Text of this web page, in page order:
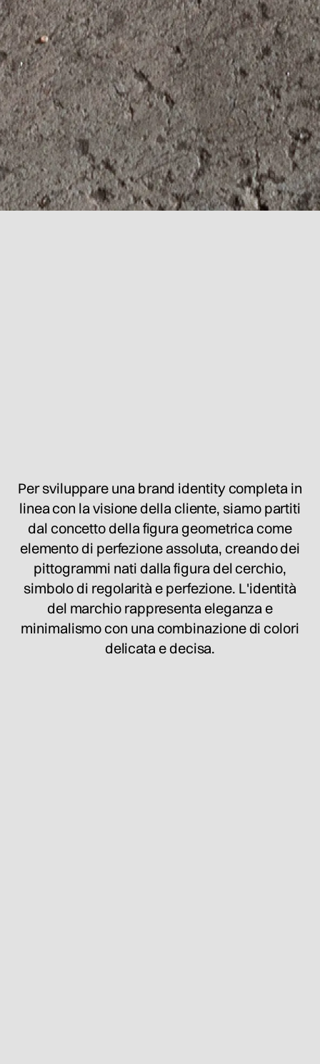
Per sviluppare una brand identity completa in
linea con la visione della cliente, siamo partiti
dal concetto della figura geometrica come
elemento di perfezione assoluta, creando dei
pittogrammi nati dalla figura del cerchio,
simbolo di regolarità e perfezione. L'identità
del marchio rappresenta eleganza e
minimalismo con una combinazione di colori
delicata e decisa.